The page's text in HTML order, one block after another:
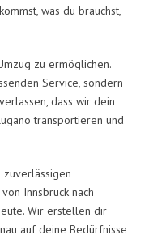
was du brauchst,
zu ermöglichen.
Service, sondern
dass wir dein
transportieren und
zuverlässigen
Innsbruck nach
Wir erstellen dir
auf deine Bedürfnisse